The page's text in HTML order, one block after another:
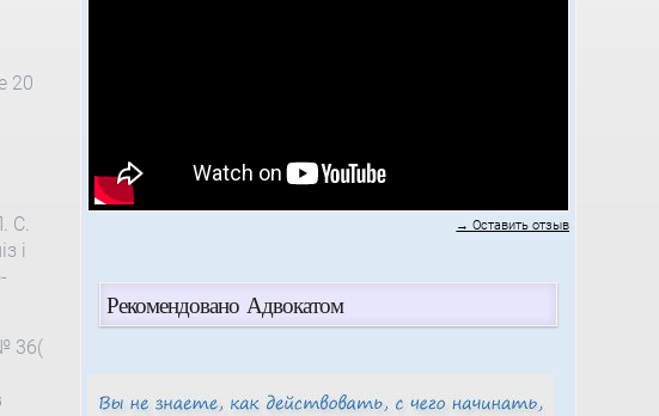
20
С.
і
36(
→ Оставить отзыв
Рекомендовано Адвокатом